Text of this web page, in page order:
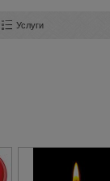
Услуги